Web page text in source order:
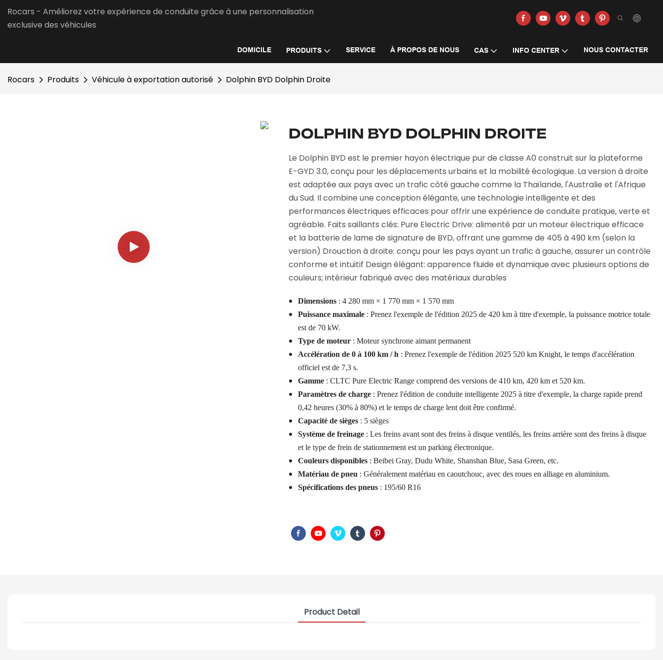
Rocars - Améliorez votre expérience de conduite grâce à une personnalisation
exclusive des véhicules
DOMICILE PRODUITS SERVICE À PROPOS DE NOUS CAS INFO CENTER NOUS CONTACTER
Rocars Produits Véhicule à exportation autorisé Dolphin BYD Dolphin Droite
DOLPHIN BYD DOLPHIN DROITE
Le Dolphin BYD est le premier hayon électrique pur de classe A0 construit sur la plateforme
E-GYD 3.0, conçu pour les déplacements urbains et la mobilité écologique. La version à droite
est adaptée aux pays avec un trafic côté gauche comme la Thaïlande, l'Australie et l'Afrique
du Sud. Il combine une conception élégante, une technologie intelligente et des
performances électriques efficaces pour offrir une expérience de conduite pratique, verte et
agréable. Faits saillants clés: Pure Electric Drive: alimenté par un moteur électrique efficace
et la batterie de lame de signature de BYD, offrant une gamme de 405 à 490 km (selon la
version) Drouction à droite: conçu pour les pays ayant un trafic à gauche, assurer un contrôle
conforme et intuitif Design élégant: apparence fluide et dynamique avec plusieurs options de
couleurs; intérieur fabriqué avec des matériaux durables
Dimensions : 4 280 mm × 1 770 mm × 1 570 mm
Puissance maximale : Prenez l'exemple de l'édition 2025 de 420 km à titre d'exemple, la puissance motrice totale
est de 70 kW.
Type de moteur : Moteur synchrone aimant permanent
Accélération de 0 à 100 km / h : Prenez l'exemple de l'édition 2025 520 km Knight, le temps d'accélération
officiel est de 7,3 s.
Gamme : CLTC Pure Electric Range comprend des versions de 410 km, 420 km et 520 km.
Paramètres de charge : Prenez l'édition de conduite intelligente 2025 à titre d'exemple, la charge rapide prend
0,42 heures (30% à 80%) et le temps de charge lent doit être confirmé.
Capacité de sièges : 5 sièges
Système de freinage : Les freins avant sont des freins à disque ventilés, les freins arrière sont des freins à disque
et le type de frein de stationnement est un parking électronique.
Couleurs disponibles : Beibei Gray, Dudu White, Shanshan Blue, Sasa Green, etc.
Matériau de pneu : Généralement matériau en caoutchouc, avec des roues en alliage en aluminium.
Spécifications des pneus : 195/60 R16
Product Detail